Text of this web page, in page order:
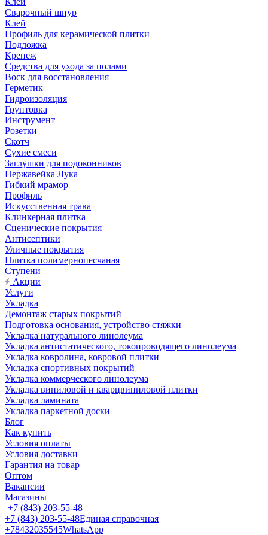
Сварочный шнур
Клей
Профиль для керамической плитки
Подложка
Крепеж
Средства для ухода за полами
Воск для восстановления
Герметик
Гидроизоляция
Грунтовка
Инструмент
Розетки
Скотч
Сухие смеси
Заглушки для подоконников
Нержавейка Лука
Гибкий мрамор
Профиль
Искусственная трава
Клинкерная плитка
Сценические покрытия
Антисептики
Уличные покрытия
Плитка полимернопесчаная
Ступени
Акции
Услуги
Укладка
Демонтаж старых покрытий
Подготовка основания, устройство стяжки
Укладка натурального линолеума
Укладка антистатического, токопроводящего линолеума
Укладка ковролина, ковровой плитки
Укладка спортивных покрытий
Укладка коммерческого линолеума
Укладка виниловой и кварцвиниловой плитки
Укладка ламината
Укладка паркетной доски
Блог
Как купить
Условия оплаты
Условия доставки
Гарантия на товар
Оптом
Вакансии
Магазины
+7 (843) 203-55-48
+7 (843) 203-55-48Единая справочная
+78432035545WhatsApp